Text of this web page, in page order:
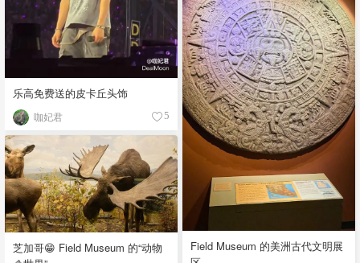
乐高免费送的皮卡丘头饰
咖妃君 5
Field Museum 的美洲古代文明展
芝加哥😁 Field Museum 的“动物